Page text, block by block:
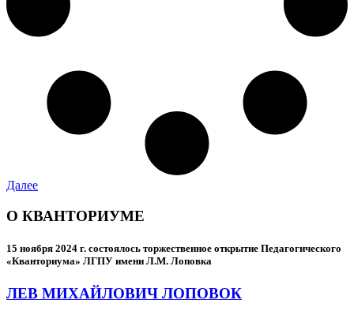
Далее
О КВАНТОРИУМЕ
15 ноября 2024 г. состоялось торжественное открытие Педагогического
«Кванториума» ЛГПУ имени Л.М. Лоповка
ЛЕВ МИХАЙЛОВИЧ ЛОПОВОК